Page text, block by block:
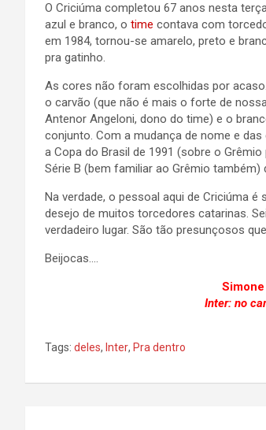
O Criciúma completou 67 anos nesta
azul e branco, o time contava com
em 1984, tornou-se amarelo, preto e
pra gatinho.
As cores não foram escolhidas por
o carvão (que não é mais o forte de
Antenor Angeloni, dono do time) e o
conjunto. Com a mudança de nome e
a Copa do Brasil de 1991 (sobre o
Série B (bem familiar ao Grêmio
Na verdade, o pessoal aqui de Criciúma
desejo de muitos torcedores catarinas.
verdadeiro lugar. São tão presunçosos
Beijocas….
Inter: no
Tags: deles, Inter, Pra dentro